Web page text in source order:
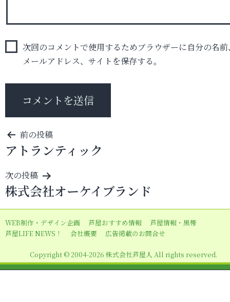
次回のコメントで使用するためブラウザーに自分の名前
メールアドレス、サイトを保存する。
投
稿
ナ
ビ
ゲ
ー
シ
ン
前の投稿
アトランティック
次の投稿
株式会社オーケイブランド
WEB制作・デザイン企画 芦屋おすすめ情報
芦屋情報・黒帯
芦屋LIFE NEWS！
会社概要 広告掲載のお問合せ
Copyright © 2004-2026 株式会社芦屋人 All rights reserved.